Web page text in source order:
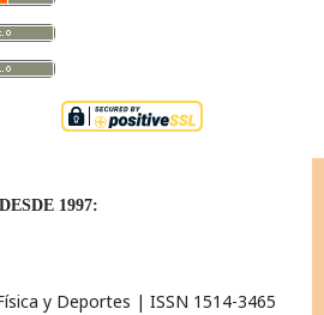
1997:
y Deportes | ISSN 1514-3465